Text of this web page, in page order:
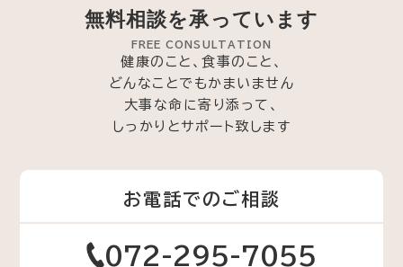
無料相談を承っています
FREE CONSULTATION
健康のこと、食事のこと、
どんなことでもかまいません
大事な命に寄り添って、
しっかりとサポート致します
お電話でのご相談
072-295-7055